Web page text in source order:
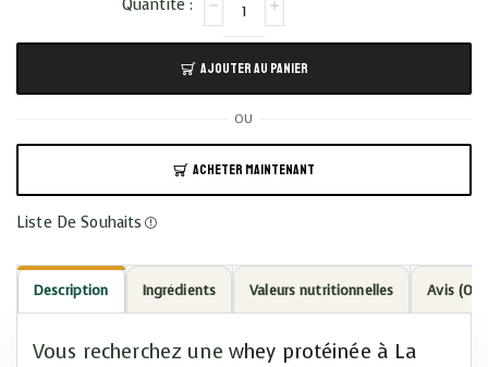
AJOUTER AU PANIER
OU
ACHETER MAINTENANT
Liste De Souhaits
Description Ingrédients Valeurs nutritionnelles Avis (0)
Vous recherchez une whey protéinée à La